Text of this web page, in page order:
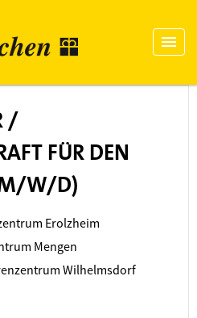
/
FÜR DEN
W/D)
Erolzheim
Mengen
Wilhelmsdorf